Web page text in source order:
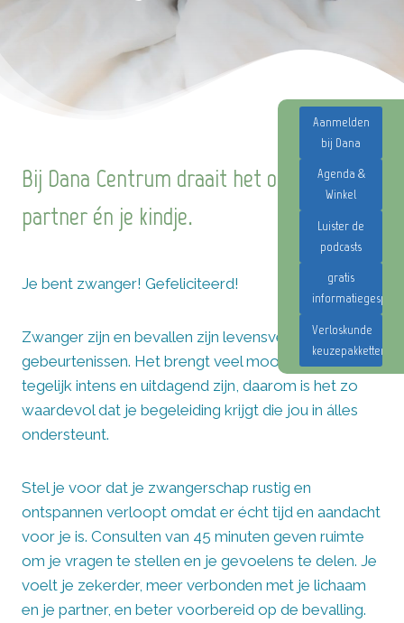
Bij Dana Centrum draait het om jou, je
partner én je kindje.
Je bent zwanger! Gefeliciteerd!
Zwanger zijn en bevallen zijn levensveranderende
gebeurtenissen. Het brengt veel moois maar kan
tegelijk intens en uitdagend zijn, daarom is het zo
waardevol dat je begeleiding krijgt die jou in álles
ondersteunt.
Stel je voor dat je zwangerschap rustig en
ontspannen verloopt omdat er écht tijd en aandacht
voor je is. Consulten van 45 minuten geven ruimte
om je vragen te stellen en je gevoelens te delen. Je
voelt je zekerder, meer verbonden met je lichaam
en je partner, en beter voorbereid op de bevalling.
Aanmelden
bij Dana
Agenda &
Winkel
Luister de
podcasts
gratis
informatiegesprek
Verloskunde
keuzepakketten